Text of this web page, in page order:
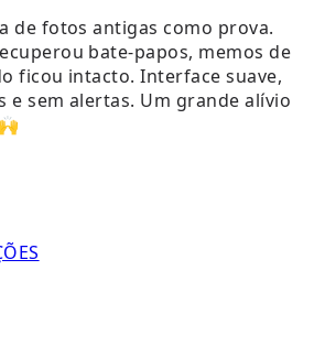
de fotos antigas como prova.
bate-papos, memos de
ficou intacto. Interface suave,
e sem alertas. Um grande alívio